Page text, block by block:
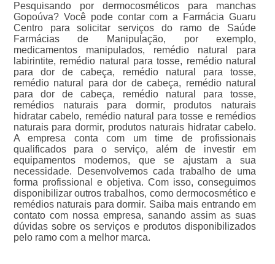
Pesquisando por dermocosméticos para manchas
Gopoúva? Você pode contar com a Farmácia Guaru
Centro para solicitar serviços do ramo de Saúde
Farmácias de Manipulação, por exemplo,
medicamentos manipulados, remédio natural para
labirintite, remédio natural para tosse, remédio natural
para dor de cabeça, remédio natural para tosse,
remédio natural para dor de cabeça, remédio natural
para dor de cabeça, remédio natural para tosse,
remédios naturais para dormir, produtos naturais
hidratar cabelo, remédio natural para tosse e remédios
naturais para dormir, produtos naturais hidratar cabelo.
A empresa conta com um time de profissionais
qualificados para o serviço, além de investir em
equipamentos modernos, que se ajustam a sua
necessidade. Desenvolvemos cada trabalho de uma
forma profissional e objetiva. Com isso, conseguimos
disponibilizar outros trabalhos, como dermocosmético e
remédios naturais para dormir. Saiba mais entrando em
contato com nossa empresa, sanando assim as suas
dúvidas sobre os serviços e produtos disponibilizados
pelo ramo com a melhor marca.